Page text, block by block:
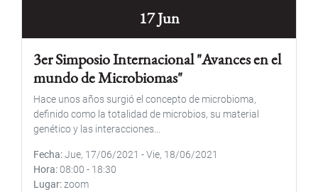
17 Jun
3er Simposio Internacional "Avances en el
mundo de Microbiomas"
Hace unos años surgió el concepto de microbioma,
definido como la totalidad de microbios, su material
genético y las interacciones...
Fecha Jue, 17/06/2021 -Vie, 18/06/2021
Hora 08:00 - 18:30
Lugar zoom